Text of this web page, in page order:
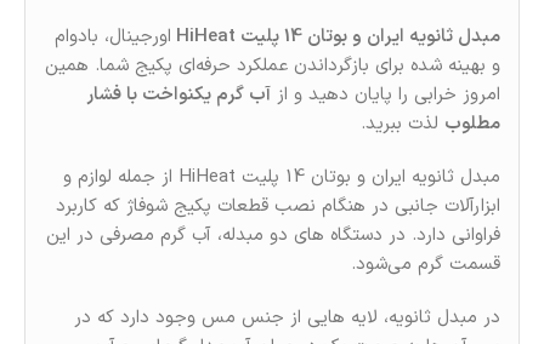
مبدل ثانویه ایران و بوتان 14 پلیت HiHeat
اورجینال، بادوام
و بهینه‌ شده برای بازگرداندن عملکرد حرفه‌ای پکیج شما. همین
امروز خرابی را پایان دهید و از آب گرم یکنواخت با فشار
مطلوب لذت ببرید.
مبدل ثانویه ايران و بوتان 14 پلیت HiHeat از جمله لوازم و
ابزارآلات جانبی در هنگام نصب قطعات پکیج شوفاژ که کاربرد
فراوانی دارد. در دستگاه های دو مبدله، آب گرم مصرفی در این
قسمت گرم می‌شود.
در مبدل ثانویه، لایه هایی از جنس مس وجود دارد که در